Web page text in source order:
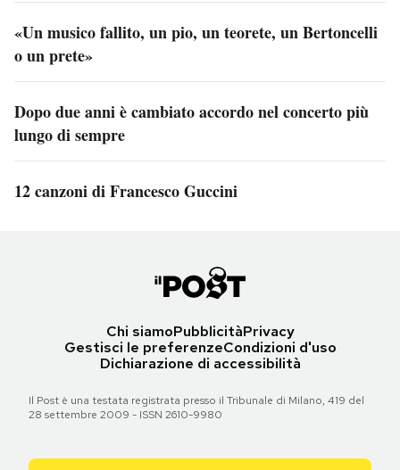
«Un musico fallito, un pio, un teorete, un Bertoncelli
o un prete»
Dopo due anni è cambiato accordo nel concerto più
lungo di sempre
12 canzoni di Francesco Guccini
Chi siamoPubblicitàPrivacy
Gestisci le preferenzeCondizioni d'uso
Dichiarazione di accessibilità
Il Post è una testata registrata presso il Tribunale di Milano, 419 del
28 settembre 2009 - ISSN 2610-9980